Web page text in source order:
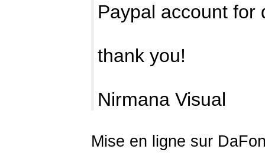
Paypal account
thank you!
Nirmana Visual
Mise en ligne sur